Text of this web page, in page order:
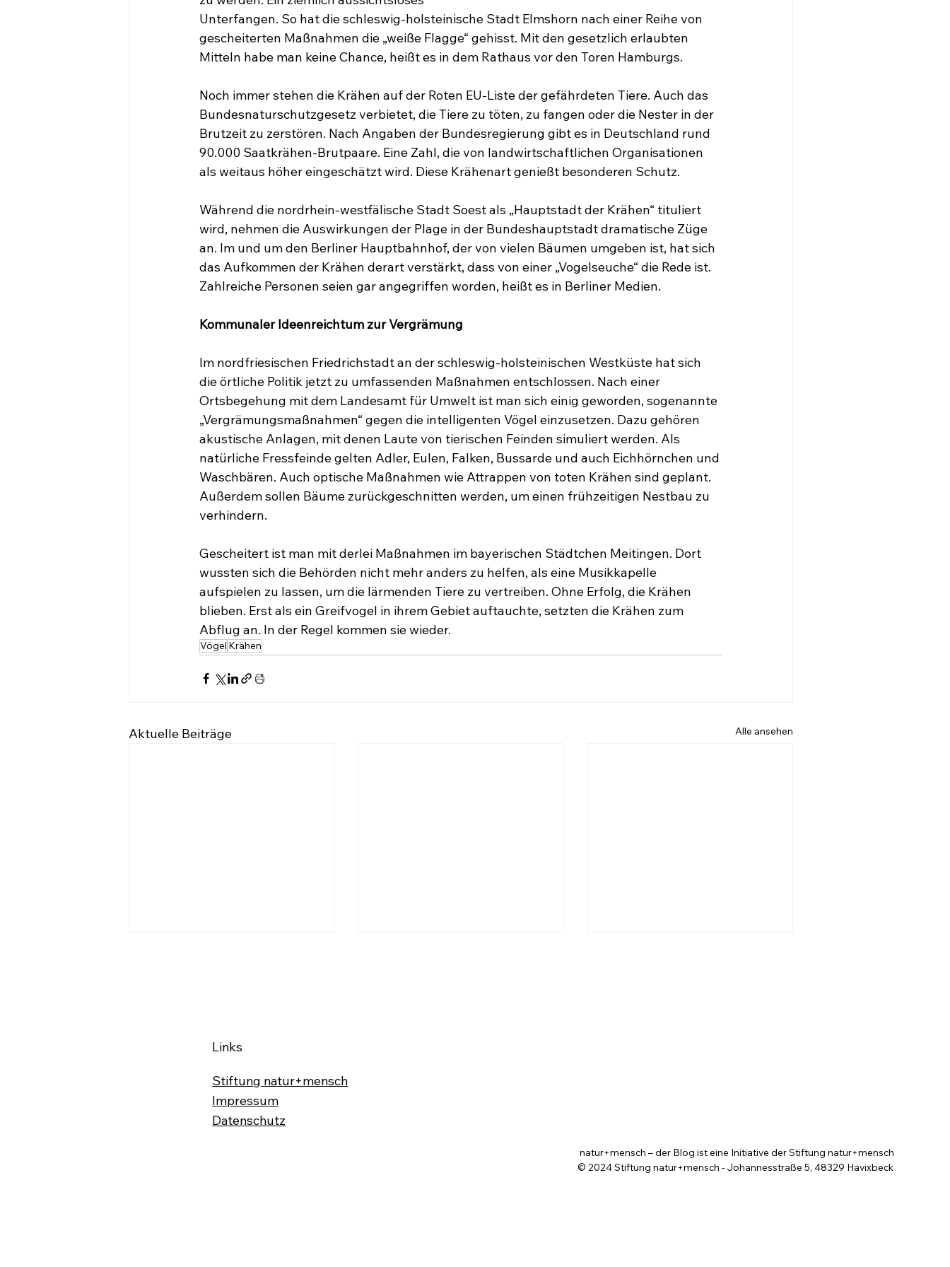
Unterfangen. So hat die schleswig-holsteinische Stadt Elmshorn nach einer Reihe von
gescheiterten Maßnahmen die „weiße Flagge“ gehisst. Mit den gesetzlich erlaubten
Mitteln habe man keine Chance, heißt es in dem Rathaus vor den Toren Hamburgs.
Noch immer stehen die Krähen auf der Roten EU-Liste der gefährdeten Tiere. Auch das
Bundesnaturschutzgesetz verbietet, die Tiere zu töten, zu fangen oder die Nester in der
Brutzeit zu zerstören. Nach Angaben der Bundesregierung gibt es in Deutschland rund
90.000 Saatkrähen-Brutpaare. Eine Zahl, die von landwirtschaftlichen Organisationen
als weitaus höher eingeschätzt wird. Diese Krähenart genießt besonderen Schutz.
Während die nordrhein-westfälische Stadt Soest als „Hauptstadt der Krähen“ tituliert
wird, nehmen die Auswirkungen der Plage in der Bundeshauptstadt dramatische Züge
an. Im und um den Berliner Hauptbahnhof, der von vielen Bäumen umgeben ist, hat sich
das Aufkommen der Krähen derart verstärkt, dass von einer „Vogelseuche“ die Rede ist.
Zahlreiche Personen seien gar angegriffen worden, heißt es in Berliner Medien.
Kommunaler Ideenreichtum zur Vergrämung
Im nordfriesischen Friedrichstadt an der schleswig-holsteinischen Westküste hat sich
die örtliche Politik jetzt zu umfassenden Maßnahmen entschlossen. Nach einer
Ortsbegehung mit dem Landesamt für Umwelt ist man sich einig geworden, sogenannte
„Vergrämungsmaßnahmen“ gegen die intelligenten Vögel einzusetzen. Dazu gehören
akustische Anlagen, mit denen Laute von tierischen Feinden simuliert werden. Als
natürliche Fressfeinde gelten Adler, Eulen, Falken, Bussarde und auch Eichhörnchen und
Waschbären. Auch optische Maßnahmen wie Attrappen von toten Krähen sind geplant.
Außerdem sollen Bäume zurückgeschnitten werden, um einen frühzeitigen Nestbau zu
verhindern.
Gescheitert ist man mit derlei Maßnahmen im bayerischen Städtchen Meitingen. Dort
wussten sich die Behörden nicht mehr anders zu helfen, als eine Musikkapelle
aufspielen zu lassen, um die lärmenden Tiere zu vertreiben. Ohne Erfolg, die Krähen
blieben. Erst als ein Greifvogel in ihrem Gebiet auftauchte, setzten die Krähen zum
Abflug an. In der Regel kommen sie wieder.
Vögel Krähen
Aktuelle Beiträge Alle ansehen
Start im Ländle
Links
Stiftung natur+mensch
Impressum
Datenschutz
natur+mensch – der Blog ist eine Initiative der Stiftung natur+mensch
© 2024 Stiftung natur+mensch - Johannesstraße 5, 48329 Havixbeck